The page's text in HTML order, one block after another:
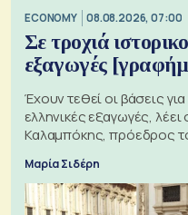
ECONOMY 08.08.2026, 07:00
Σε τροχιά
εξαγωγές
Έχουν τεθεί οι βάσεις
ελληνικές εξαγωγές,
Καλαμπόκης, πρόεδρος
Μαρία Σιδέρη